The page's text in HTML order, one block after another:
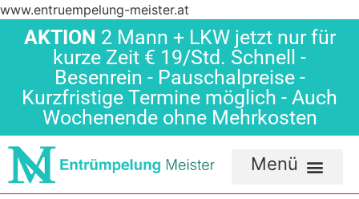
www.entruempelung-meister.at
AKTION 2 Mann + LKW jetzt nur für
kurze Zeit € 19/Std. Schnell -
Besenrein - Pauschalpreise -
Kurzfristige Termine möglich - Auch
Wochenende ohne Mehrkosten